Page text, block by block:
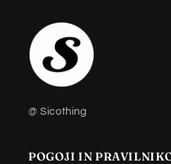
@ Sicothing
POGOJI IN